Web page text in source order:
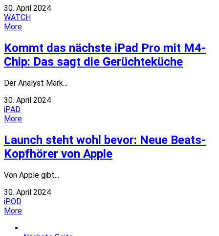
30. April 2024
WATCH
More
Kommt das nächste iPad Pro mit M4-
Chip: Das sagt die Gerüchteküche
Der Analyst Mark...
30. April 2024
iPAD
More
Launch steht wohl bevor: Neue Beats-
Kopfhörer von Apple
Von Apple gibt...
30. April 2024
iPOD
More